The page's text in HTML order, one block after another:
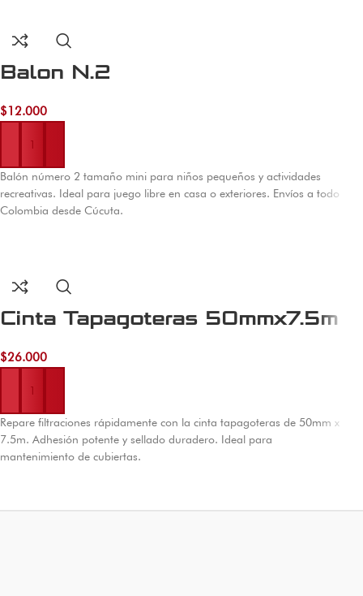
Balon N.2
$12.000
Añadir al carrito
Balón número 2 tamaño mini para niños pequeños y actividades
recreativas. Ideal para juego libre en casa o exteriores. Envíos a todo
Colombia desde Cúcuta.
Cinta Tapagoteras 50mmx7.5m
$26.000
Añadir al carrito
Repare filtraciones rápidamente con la cinta tapagoteras de 50mm x
7.5m. Adhesión potente y sellado duradero. Ideal para
mantenimiento de cubiertas.